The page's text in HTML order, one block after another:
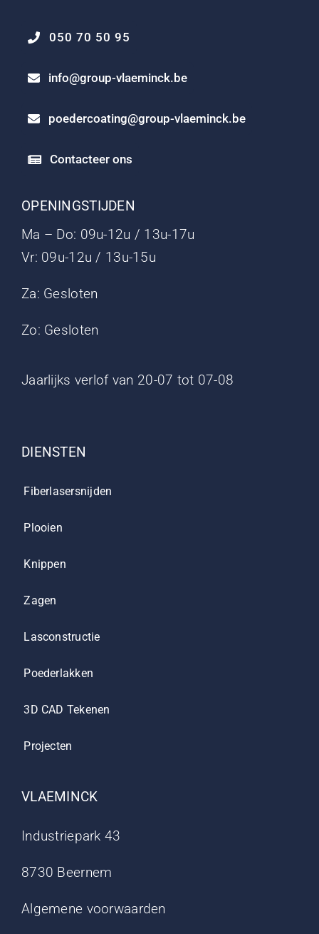
050 70 50 95
info@group-vlaeminck.be
poedercoating@group-vlaeminck.be
Contacteer ons
OPENINGSTIJDEN
Ma – Do: 09u-12u / 13u-17u
Vr: 09u-12u / 13u-15u
Za: Gesloten
Zo: Gesloten
Jaarlijks verlof van 20-07 tot 07-08
DIENSTEN
Fiberlasersnijden
Plooien
Knippen
Zagen
Lasconstructie
Poederlakken
3D CAD Tekenen
Projecten
VLAEMINCK
Industriepark 43
8730 Beernem
Algemene voorwaarden